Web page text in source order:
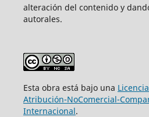
alteración del contenido y
autorales.
Esta obra está bajo una
Atribución-NoComercial-
Internacional.